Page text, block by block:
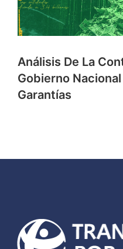
Análisis De La
Gobierno
Garantías